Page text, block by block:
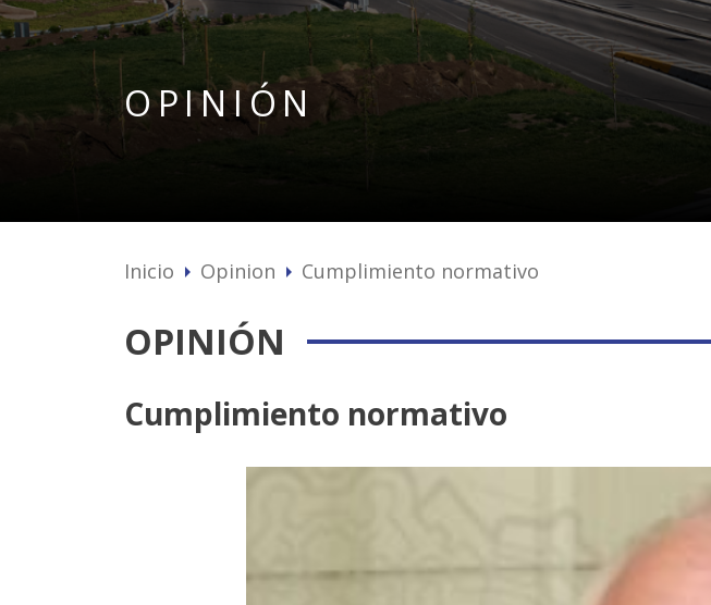
OPINIÓN
Inicio arrow_right Opinion arrow_right Cumplimiento normativo
OPINIÓN
Cumplimiento normativo